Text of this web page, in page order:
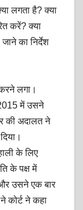
लगता है? क्या
करें? क्या
का निर्देश
लगा।
में उसने
की अदालत ने
के लिए
के पक्ष में
उसने एक बार
कोर्ट ने कहा